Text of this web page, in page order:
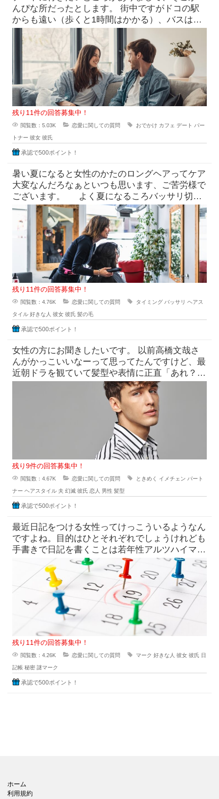
んぴな所だったとします。 街中ですがドコの駅
からも遠い（歩くと1時間はかかる）、バスは出
てるけど本数少なめ。 目
残り11件の回答募集中！
閲覧数：5.03K 恋愛に関しての質問 おでかけ カフェ デート パー
トナー 彼女 彼氏
承認で500ポイント！
暑い夏になると女性のかたのロングヘアってケア
大変なんだろなぁといつも思います、ご苦労様で
ございます。 よく夏になるころバッサリ切っ
たらどうなのよって言っ
残り11件の回答募集中！
閲覧数：4.76K 恋愛に関しての質問 タイミング バッサリ ヘアス
タイル 好きな人 彼女 彼氏 髪の毛
承認で500ポイント！
女性の方にお聞きしたいです。 以前高橋文哉さ
んがかっこいいなーって思ってたんですけど、最
近朝ドラを観ていて髪型や表情に正直「あれ？こ
んなんだっけ？」みたいにな
残り9件の回答募集中！
閲覧数：4.67K 恋愛に関しての質問 ときめく イメチェン パート
ナー ヘアスタイル 夫 幻滅 彼氏 恋人 男性 髪型
承認で500ポイント！
最近日記をつける女性ってけっこういるようなん
ですよね。目的はひとそれぞれでしょうけれども
手書きで日記を書くことは若年性アルツハイマー
にも効果はすこしくらいは貢献
残り11件の回答募集中！
閲覧数：4.26K 恋愛に関しての質問 マーク 好きな人 彼女 彼氏 日
記帳 秘密 謎マーク
承認で500ポイント！
ホーム
利用規約